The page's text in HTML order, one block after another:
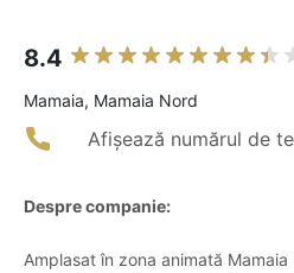
8.4
Mamaia, Mamaia Nord
Afișează numărul de
Despre companie:
Amplasat în zona animată